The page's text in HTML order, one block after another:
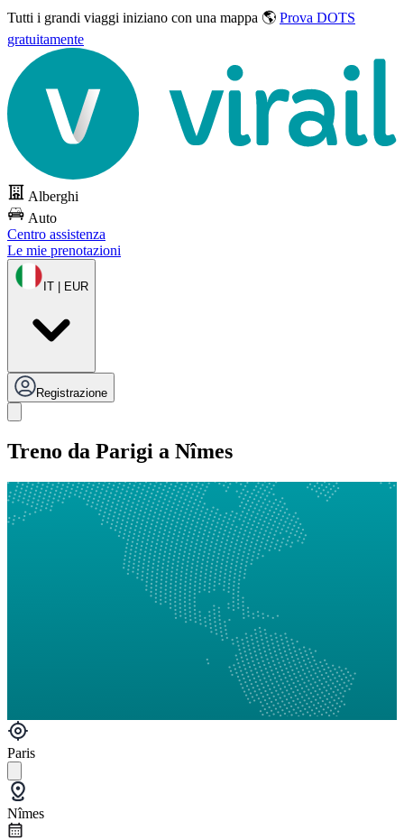
Tutti i grandi viaggi iniziano con una mappa 🌎 Prova DOTS
gratuitamente
Alberghi
Auto
Centro assistenza
Le mie prenotazioni
IT | EUR
Registrazione
Treno da Parigi a Nîmes
Paris
Nîmes